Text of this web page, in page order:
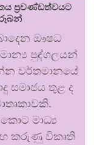
ප්‍රචණ්ඩත්වයට
ඖෂධ
පුද්ගලයන්
වර්තමානයේ
සමාජය තුළ ද
මාධ්‍ය
කරුණු විකෘති